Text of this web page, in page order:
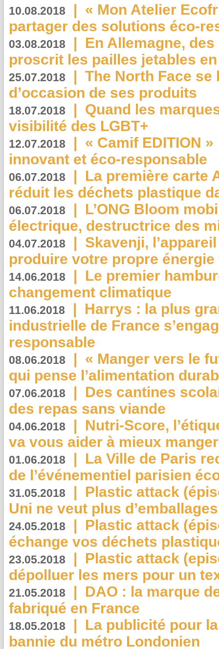
10.08.2018 | « Mon Atelier
partager des solutions éco-
03.08.2018 | En Allemagne,
proscrit les pailles jetables
25.07.2018 | The North Face se
d’occasion de ses produits
18.07.2018 | Quand les
visibilité des LGBT+
12.07.2018 | « Camif EDITION
innovant et éco-responsable
06.07.2018 | La première carte
réduit les déchets plastique
06.07.2018 | L’ONG Bloom
électrique, destructrice des
04.07.2018 | Skavenji,
produire votre propre
14.06.2018 | Le premier
changement climatique
11.06.2018 | Harrys : la plus
industrielle de France
responsable
08.06.2018 | « Manger vers le
qui pense l’alimentation
07.06.2018 | Des cantines
des repas sans viande
04.06.2018 | Nutri-Score,
va vous aider à mieux
01.06.2018 | La Ville de Paris
de l’événementiel parisien
31.05.2018 | Plastic attack
Uni ne veut plus
24.05.2018 | Plastic attack
échange vos déchets
23.05.2018 | Plastic attack
dépolluer les mers pour un
21.05.2018 | DAO : la marque
fabriqué en France
18.05.2018 | La publicité pour
bannie du métro Londonien